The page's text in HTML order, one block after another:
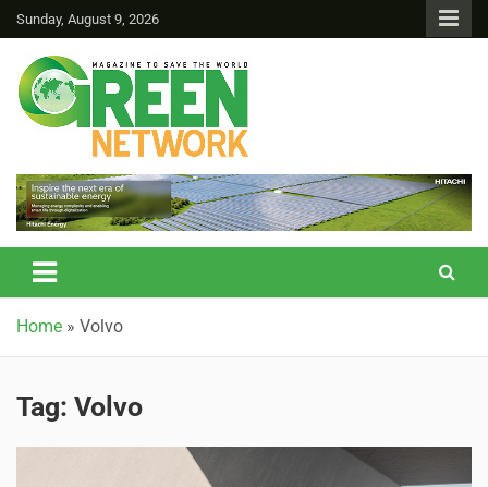
Sunday, August 9, 2026
Green Network
Home » Volvo
Tag: Volvo